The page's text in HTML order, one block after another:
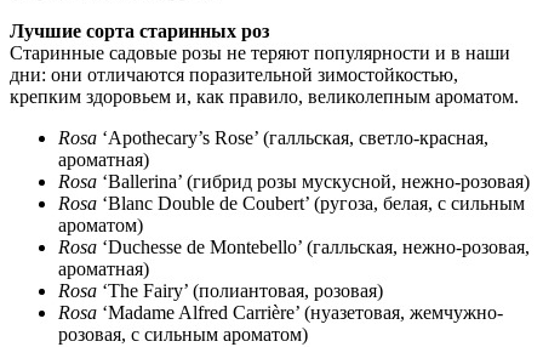
Лучшие сорта старинных роз
Старинные садовые розы не теряют популярности и в наши
дни: они отличаются поразительной зимостойкостью,
крепким здоровьем и, как правило, великолепным ароматом.
Rosa ‘Apothecary’s Rose’ (галльская, светло-красная,
ароматная)
Rosa ‘Ballerina’ (гибрид розы мускусной, нежно-розовая)
Rosa ‘Blanc Double de Coubert’ (ругоза, белая, с сильным
ароматом)
Rosa ‘Duchesse de Montebello’ (галльская, нежно-розовая,
ароматная)
Rosa ‘The Fairy’ (полиантовая, розовая)
Rosa ‘Madame Alfred Carrière’ (нуазетовая, жемчужно-
розовая, с сильным ароматом)